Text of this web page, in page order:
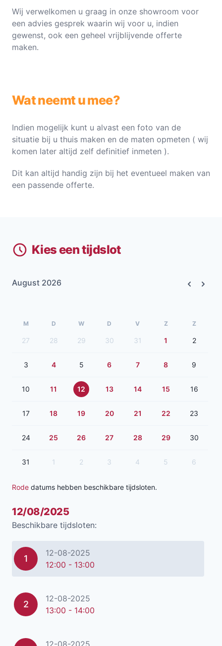
Wij verwelkomen u graag in onze showroom voor
een advies gesprek waarin wij voor u, indien
gewenst, ook een geheel vrijblijvende offerte
maken.
Wat neemt u mee?
Indien mogelijk kunt u alvast een foto van de
situatie bij u thuis maken en de maten opmeten ( wij
komen later altijd zelf definitief inmeten ).
Dit kan altijd handig zijn bij het eventueel maken van
een passende offerte.
Kies een tijdslot
August 2026
M D W D V Z Z
27 28 29 30 31 1 2
3 4 5 6 7 8 9
10 11 12 13 14 15 16
17 18 19 20 21 22 23
24 25 26 27 28 29 30
31 1 2 3 4 5 6
Rode datums hebben beschikbare tijdsloten.
12/08/2025
Beschikbare tijdsloten:
1
12-08-2025
12:00 - 13:00
2
12-08-2025
13:00 - 14:00
12-08-2025